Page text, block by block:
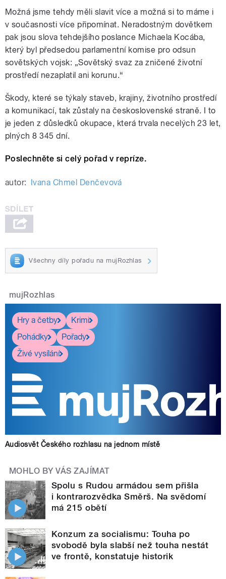
Možná jsme tehdy měli slavit více a možná si to máme i
v současnosti více připomínat. Neradostným dovětkem
pak jsou slova tehdejšího poslance Michaela Kocába,
který byl předsedou parlamentní komise pro odsun
sovětských vojsk: „Sovětský svaz za zničené životní
prostředí nezaplatil ani korunu.“
Škody, které se týkaly staveb, krajiny, životního prostředí
a komunikací, tak zůstaly na československé straně. I to
je jeden z důsledků okupace, která trvala necelých 23 let,
plných 8 345 dní.
Poslechněte si celý pořad v repríze.
autor: Ivana Chmel Denčevová
Všechny díly pořadu na mujRozhlas
mujRozhlas
Hry a četby
Krimi
Pohádky
Pořady
Živé vysílání
Audiosvět Českého rozhlasu na jednom místě
MOHLO BY VÁS ZAJÍMAT
Spolu s Rudou armádou sem přišla
i kontrarozvědka Směrš. Na svědomí
má 215 obětí
Konzum za socialismu: Touha po
svobodě byla slabší než touha nestát
ve frontě, konstatuje historik